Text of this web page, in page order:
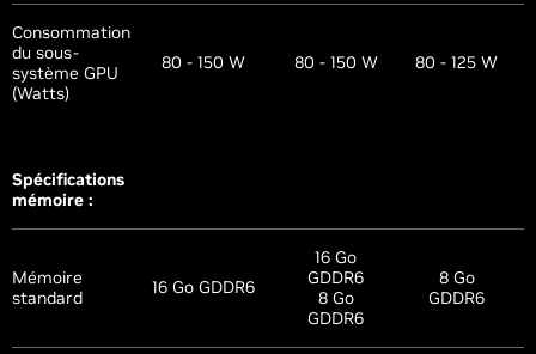
Consommation
du sous-
système GPU
(Watts)
80 - 150 W 80 - 150 W 80 - 125 W
Spécifications
mémoire :
Mémoire
standard
16 Go GDDR6
16 Go
GDDR6
8 Go
GDDR6
8 Go
GDDR6